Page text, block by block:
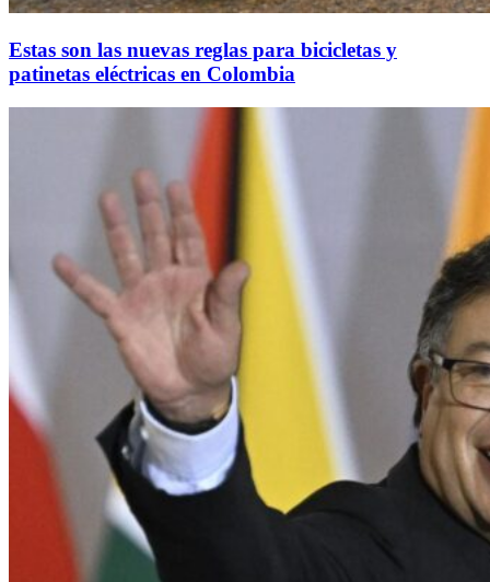
Estas son las nuevas reglas para bicicletas y
patinetas eléctricas en Colombia